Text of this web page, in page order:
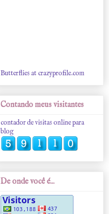
Butterflies at crazyprofile.com
Contando meus visitantes
contador de visitas online para
blog
De onde você é...